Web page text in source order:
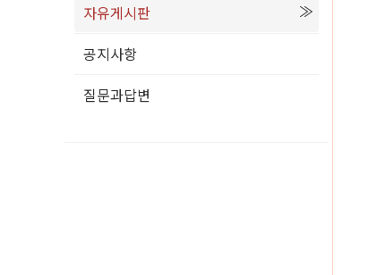
자유게시판
공지사항
질문과답변